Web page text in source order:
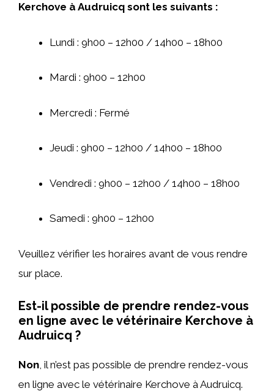
Kerchove à Audruicq sont les suivants :
Lundi : 9h00 – 12h00 / 14h00 – 18h00
Mardi : 9h00 – 12h00
Mercredi : Fermé
Jeudi : 9h00 – 12h00 / 14h00 – 18h00
Vendredi : 9h00 – 12h00 / 14h00 – 18h00
Samedi : 9h00 – 12h00
Veuillez vérifier les horaires avant de vous rendre
sur place.
Est-il possible de prendre rendez-vous
en ligne avec le vétérinaire Kerchove à
Audruicq ?
Non, il n’est pas possible de prendre rendez-vous
en ligne avec le vétérinaire Kerchove à Audruicq.